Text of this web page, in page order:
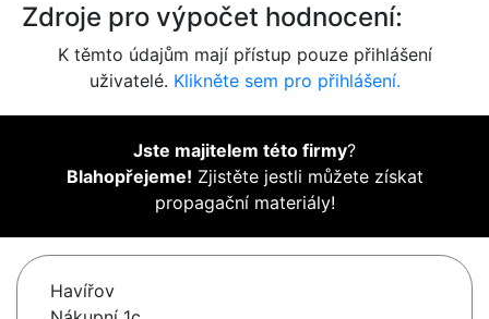
Zdroje pro výpočet hodnocení:
K těmto údajům mají přístup pouze přihlášení
uživatelé. Klikněte sem pro přihlášení.
Jste majitelem této firmy?
Blahopřejeme! Zjistěte jestli můžete získat
propagační materiály!
Havířov